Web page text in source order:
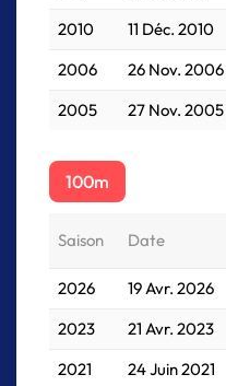
2010
11 Déc. 2010
2006
26 Nov. 2006
2005
27 Nov. 2005
100m
Saison Date
2026 19 Avr. 2026
2023
21 Avr. 2023
2021
24 Juin 2021